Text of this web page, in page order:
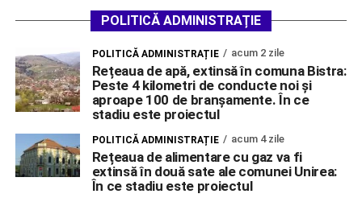
POLITICĂ ADMINISTRAȚIE
POLITICĂ ADMINISTRAȚIE acum 2 zile
Rețeaua de apă, extinsă în comuna Bistra:
Peste 4 kilometri de conducte noi și
aproape 100 de branșamente. În ce
stadiu este proiectul
POLITICĂ ADMINISTRAȚIE acum 4 zile
Rețeaua de alimentare cu gaz va fi
extinsă în două sate ale comunei Unirea:
În ce stadiu este proiectul